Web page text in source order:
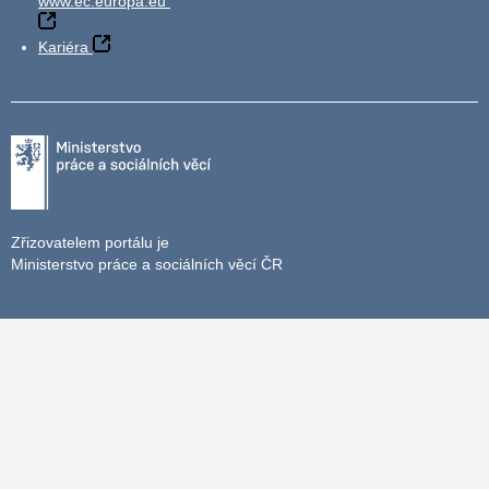
Kariéra
Zřizovatelem portálu je
Ministerstvo práce a sociálních věcí ČR